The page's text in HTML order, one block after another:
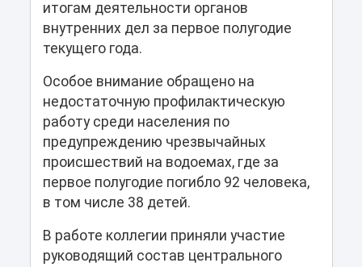
итогам деятельности органов
внутренних дел за первое полугодие
текущего года.
Особое внимание обращено на
недостаточную профилактическую
работу среди населения по
предупреждению чрезвычайных
происшествий на водоемах, где за
первое полугодие погибло 92 человека,
в том числе 38 детей.
В работе коллегии приняли участие
руководящий состав центрального